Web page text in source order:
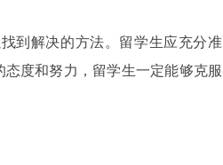
到解决的方法。留学生应充分准
度和努力，留学生一定能够克服